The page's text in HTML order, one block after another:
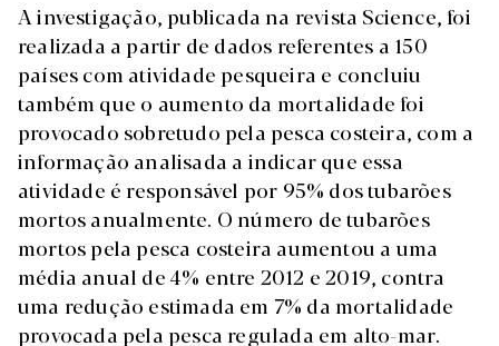
A investigação, publicada na revista Science, foi
realizada a partir de dados referentes a 150
países com atividade pesqueira e concluiu
também que o aumento da mortalidade foi
provocado sobretudo pela pesca costeira, com a
informação analisada a indicar que essa
atividade é responsável por 95% dos tubarões
mortos anualmente. O número de tubarões
mortos pela pesca costeira aumentou a uma
média anual de 4% entre 2012 e 2019, contra
uma redução estimada em 7% da mortalidade
provocada pela pesca regulada em alto-mar.